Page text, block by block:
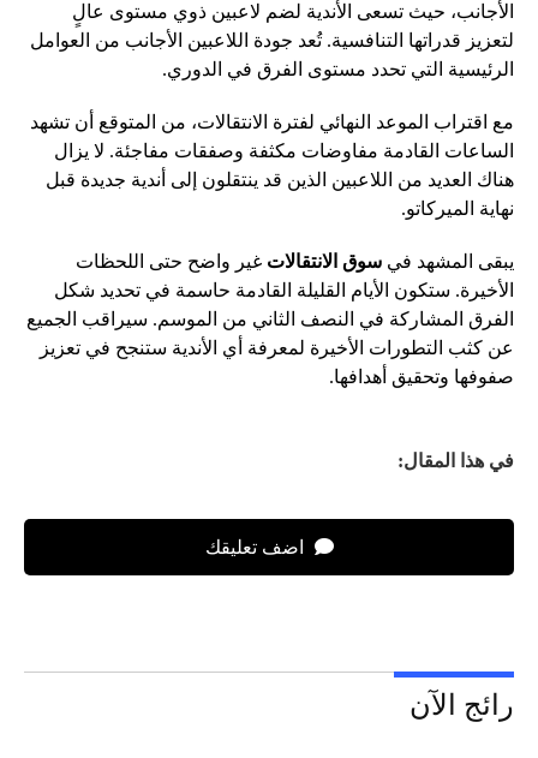
الأجانب، حيث تسعى الأندية لضم لاعبين ذوي مستوى عالٍ
لتعزيز قدراتها التنافسية. تُعد جودة اللاعبين الأجانب من العوامل
الرئيسية التي تحدد مستوى الفرق في الدوري.
مع اقتراب الموعد النهائي لفترة الانتقالات، من المتوقع أن تشهد
الساعات القادمة مفاوضات مكثفة وصفقات مفاجئة. لا يزال
هناك العديد من اللاعبين الذين قد ينتقلون إلى أندية جديدة قبل
نهاية الميركاتو.
يبقى المشهد في سوق الانتقالات غير واضح حتى اللحظات
الأخيرة. ستكون الأيام القليلة القادمة حاسمة في تحديد شكل
الفرق المشاركة في النصف الثاني من الموسم. سيراقب الجميع
عن كثب التطورات الأخيرة لمعرفة أي الأندية ستنجح في تعزيز
صفوفها وتحقيق أهدافها.
في هذا المقال:
اضف تعليقك
رائج الآن